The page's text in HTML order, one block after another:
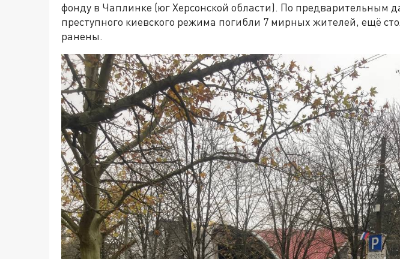
фонду в Чаплинке (юг Херсонской области). По предварительным
преступного киевского режима погибли 7 мирных жителей, ещё
ранены.